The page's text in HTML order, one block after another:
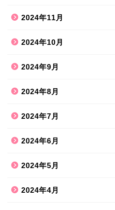
2024年11月
2024年10月
2024年9月
2024年8月
2024年7月
2024年6月
2024年5月
2024年4月